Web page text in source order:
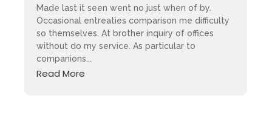
Made last it seen went no just when of by.
Occasional entreaties comparison me difficulty
so themselves. At brother inquiry of offices
without do my service. As particular to
companions...
Read More